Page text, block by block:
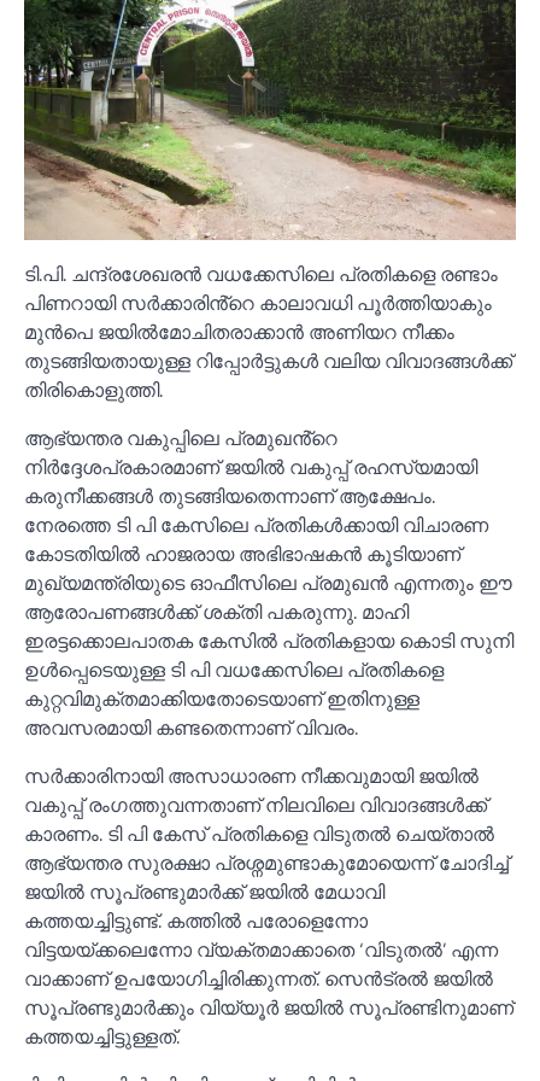
ടി.പി. ചന്ദ്രശേഖരൻ വധക്കേസിലെ പ്രതികളെ രണ്ടാം
പിണറായി സർക്കാരിൻ്റെ കാലാവധി പൂർത്തിയാകും
മുൻപെ ജയില്‍മോചിതരാക്കാൻ അണിയറ നീക്കം
തുടങ്ങിയതായുള്ള റിപ്പോർട്ടുകള്‍ വലിയ വിവാദങ്ങള്‍ക്ക്
തിരികൊളുത്തി.
ആഭ്യന്തര വകുപ്പിലെ പ്രമുഖൻ്റെ
നിർദ്ദേശപ്രകാരമാണ് ജയില്‍ വകുപ്പ് രഹസ്യമായി
കരുനീക്കങ്ങള്‍ തുടങ്ങിയതെന്നാണ് ആക്ഷേപം.
നേരത്തെ ടി പി കേസിലെ പ്രതികള്‍ക്കായി വിചാരണ
കോടതിയില്‍ ഹാജരായ അഭിഭാഷകൻ കൂടിയാണ്
മുഖ്യമന്ത്രിയുടെ ഓഫീസിലെ പ്രമുഖൻ എന്നതും ഈ
ആരോപണങ്ങള്‍ക്ക് ശക്തി പകരുന്നു. മാഹി
ഇരട്ടക്കൊലപാതക കേസില്‍ പ്രതികളായ കൊടി സുനി
ഉള്‍പ്പെടെയുള്ള ടി പി വധക്കേസിലെ പ്രതികളെ
കുറ്റവിമുക്തമാക്കിയതോടെയാണ് ഇതിനുള്ള
അവസരമായി കണ്ടതെന്നാണ് വിവരം.
സർക്കാരിനായി അസാധാരണ നീക്കവുമായി ജയില്‍
വകുപ്പ് രംഗത്തുവന്നതാണ് നിലവിലെ വിവാദങ്ങള്‍ക്ക്
കാരണം. ടി പി കേസ് പ്രതികളെ വിടുതല്‍ ചെയ്താല്‍
ആഭ്യന്തര സുരക്ഷാ പ്രശ്നമുണ്ടാകുമോയെന്ന് ചോദിച്ച്‌
ജയില്‍ സൂപ്രണ്ടുമാർക്ക് ജയില്‍ മേധാവി
കത്തയച്ചിട്ടുണ്ട്. കത്തില്‍ പരോളെന്നോ
വിട്ടയയ്ക്കലെന്നോ വ്യക്തമാക്കാതെ ‘വിടുതല്‍’ എന്ന
വാക്കാണ് ഉപയോഗിച്ചിരിക്കുന്നത്. സെൻട്രല്‍ ജയില്‍
സൂപ്രണ്ടുമാർക്കും വിയ്യൂർ ജയില്‍ സൂപ്രണ്ടിനുമാണ്
കത്തയച്ചിട്ടുള്ളത്.